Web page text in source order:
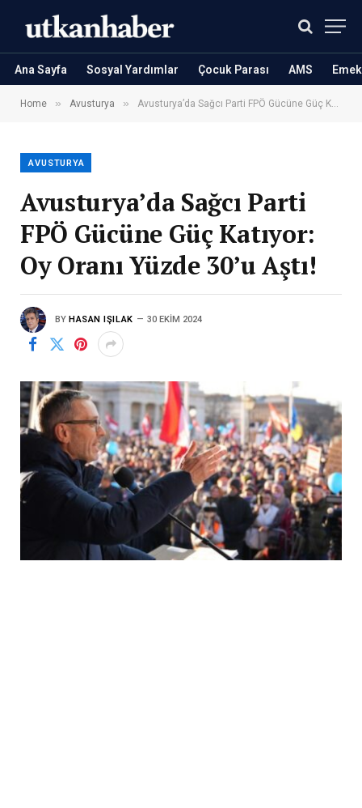
Ana Sayfa Sosyal Yardımlar Çocuk Parası AMS
Home » Avusturya » Avusturya’da Sağcı Parti FPÖ Gücüne Güç Katıyor: Oy Oranı Yüzde 30’u Aştı!
AVUSTURYA
Avusturya’da Sağcı Parti
FPÖ Gücüne Güç Katıyor:
Oy Oranı Yüzde 30’u Aştı!
BY HASAN IŞILAK 30 EKIM 2024